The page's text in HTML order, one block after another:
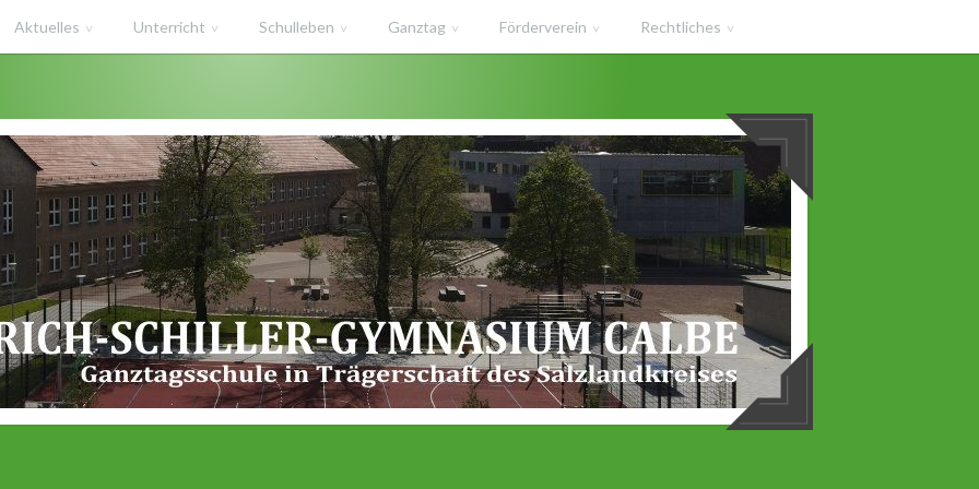
Aktuelles Unterricht Schulleben Ganztag Förderverein Rechtliches